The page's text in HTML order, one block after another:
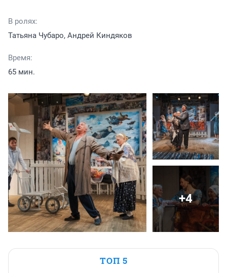
В ролях:
Татьяна Чубаро, Андрей Киндяков
Время:
65 мин.
+4
ТОП 5